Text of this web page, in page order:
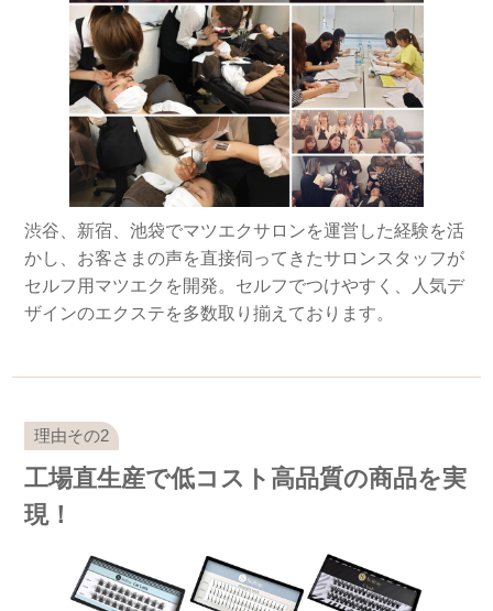
渋谷、新宿、池袋でマツエクサロンを運営した経験を活
かし、お客さまの声を直接伺ってきたサロンスタッフが
セルフ用マツエクを開発。セルフでつけやすく、人気デ
ザインのエクステを多数取り揃えております。
工場直生産で低コスト高品質の商品を実
現！